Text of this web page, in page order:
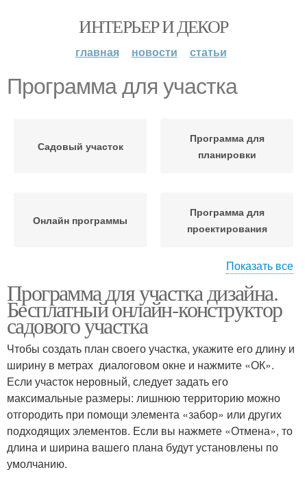
ИНТЕРЬЕР И ДЕКОР
главная новости статьи
Программа для участка
Садовый участок
Программа для
планировки
Онлайн программы
Программа для
проектирования
Дачный участок Ценная программа
Программа для
ландшафтного дизайна
Показать все
Программа для участка дизайна.
Бесплатный онлайн-конструктор
садового участка
Чтобы создать план своего участка, укажите его длину и
ширину в метрах диалоговом окне и нажмите «ОК».
Если участок неровный, следует задать его
максимальные размеры: лишнюю территорию можно
отгородить при помощи элемента «забор» или других
подходящих элементов. Если вы нажмете «Отмена», то
длина и ширина вашего плана будут установлены по
умолчанию.